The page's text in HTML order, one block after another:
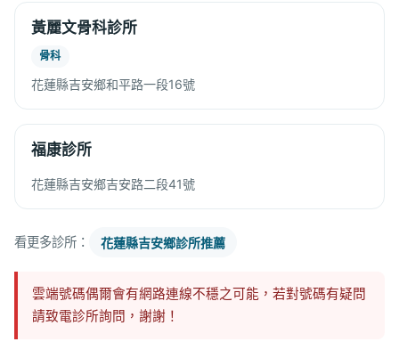
黃麗文骨科診所
骨科
花蓮縣吉安鄉和平路一段16號
福康診所
花蓮縣吉安鄉吉安路二段41號
看更多診所： 花蓮縣吉安鄉診所推薦
雲端號碼偶爾會有網路連線不穩之可能，若對號碼有疑問
請致電診所詢問，謝謝！